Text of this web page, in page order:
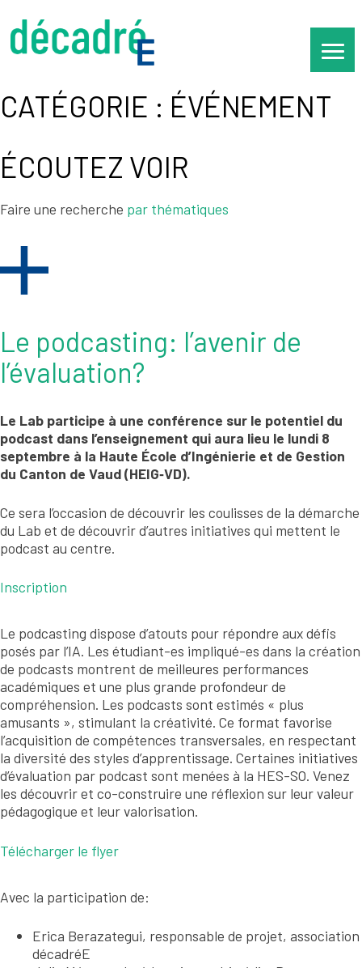
Skip
to
CATÉGORIE : ÉVÉNEMENT
ÉCOUTEZ VOIR
Faire une recherche par thématiques
Le podcasting: l’avenir de
l’évaluation?
Le Lab participe à une conférence sur le potentiel du
podcast dans l’enseignement qui aura lieu le lundi 8
septembre à la Haute École d’Ingénierie et de Gestion
du Canton de Vaud (HEIG‑VD).
Ce sera l’occasion de découvrir les coulisses de la démarche
du Lab et de découvrir d’autres initiatives qui mettent le
podcast au centre.
Inscription
Le podcasting dispose d’atouts pour répondre aux défis
posés par l’IA. Les étudiant-es impliqué-es dans la création
de podcasts montrent de meilleures performances
académiques et une plus grande profondeur de
compréhension. Les podcasts sont estimés « plus
amusants », stimulant la créativité. Ce format favorise
l’acquisition de compétences transversales, en respectant
la diversité des styles d’apprentissage. Certaines initiatives
d’évaluation par podcast sont menées à la HES-SO. Venez
les découvrir et co-construire une réflexion sur leur valeur
pédagogique et leur valorisation.
Télécharger le flyer
Avec la participation de:
Erica Berazategui, responsable de projet, association
décadréE